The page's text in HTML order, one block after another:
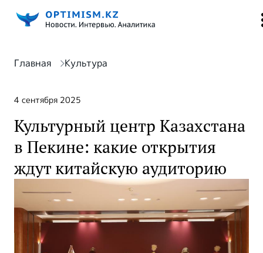
Главная Культура
4 сентября 2025
Культурный центр Казахстана
в Пекине: какие открытия
ждут китайскую аудиторию